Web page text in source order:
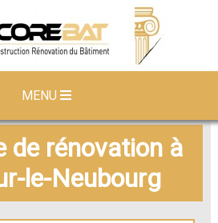
MENU
de rénovation à
le-Neubourg